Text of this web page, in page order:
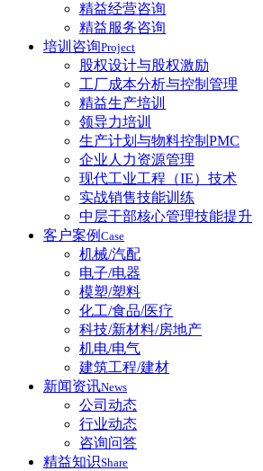
精益经营咨询
精益服务咨询
培训咨询Project
股权设计与股权激励
工厂成本分析与控制管理
精益生产培训
领导力培训
生产计划与物料控制PMC
企业人力资源管理
现代工业工程（IE）技术
实战销售技能训练
中层干部核心管理技能提升
客户案例 Case
机械/汽配
电子/电器
模塑/塑料
化工/食品/医疗
科技/新材料/房地产
机电/电气
建筑工程/建材
新闻资讯News
公司动态
行业动态
咨询问答
精益知识Share